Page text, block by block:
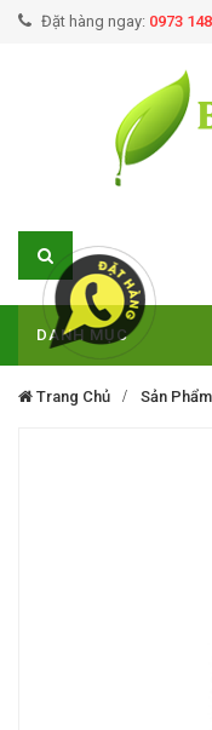
Đặt hàng ngay: 0973
DANH MỤC
Trang Chủ Sản Phẩm